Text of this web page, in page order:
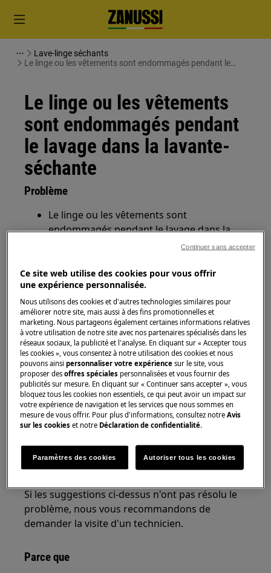
Lave-linge séchants
Le linge ou les vêtements sont endommagés pendant le
Le linge ou les vêtements
sont endommagés pendant
le lavage dans la lavante-
séchante
Problème
Le linge ou les vêtements sont
endommagés pendant le lavage dans la
combinaison laveuse-sécheuse.
S'applique à
Combinaison lavage / séchage
Solution
Vérifiez les vêtements qui sont lavés pour
vous assurer qu'ils sont exempts de
parties coupantes ou lâches.
Sélectionnez le programme correct pour
les vêtements à laver.
Sélectionnez une vitesse d'essorage
Veuillez contacter notre service après-
vente pour un rendez-vous.
Si les suggestions ci-dessus n'ont pas résolu le
problème, nous vous recommandons de
demander la visite d'un technicien.
Parce que
Ce site web utilise des cookies pour vous offrir
une expérience personnalisée.
Nous utilisons des cookies et d'autres technologies similaires pour
améliorer notre site, mais aussi à des fins promotionnelles et
marketing. Nous partageons également certaines informations relatives
à votre utilisation de notre site avec nos partenaires spécialisés dans les
réseaux sociaux, la publicité et l'analyse. En cliquant sur « Accepter tous
les cookies », vous consentez à notre utilisation des cookies et nous
pouvons ainsipersonnaliser votre expériencesur le site, vous
proposer desoffres spéciales personnalisées et vous fournir des
publicités sur mesure. En cliquant sur « Continuer sans accepter », vous
bloquez tous les cookies non essentiels, ce qui peut avoir un impact sur
votre expérience de navigation et les services que nous sommes en
mesure de vous offrir. Pour plus d'informations, consultez notreAvis
sur les cookies et notre Déclaration de confidentialité.
Paramètres des cookies Autoriser tous les cookies
Continuer sans accepter